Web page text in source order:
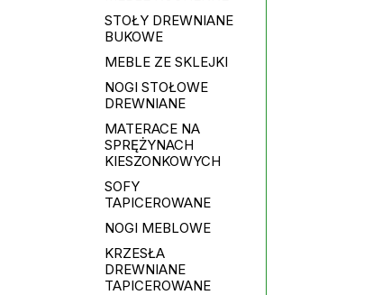
STOŁY DREWNIANE
BUKOWE
MEBLE ZE SKLEJKI
NOGI STOŁOWE
DREWNIANE
MATERACE NA
SPRĘŻYNACH
KIESZONKOWYCH
SOFY
TAPICEROWANE
NOGI MEBLOWE
KRZESŁA
DREWNIANE
TAPICEROWANE